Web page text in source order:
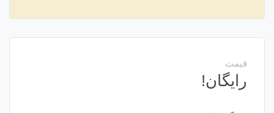
قیمت
رایگان!